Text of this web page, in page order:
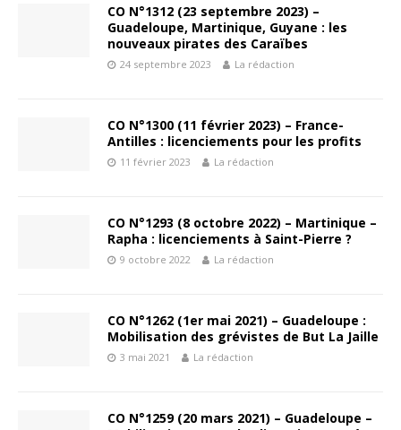
CO N°1312 (23 septembre 2023) –
Guadeloupe, Martinique, Guyane : les
nouveaux pirates des Caraïbes
24 septembre 2023 La rédaction
CO N°1300 (11 février 2023) – France-
Antilles : licenciements pour les profits
11 février 2023 La rédaction
CO N°1293 (8 octobre 2022) – Martinique –
Rapha : licenciements à Saint-Pierre ?
9 octobre 2022 La rédaction
CO N°1262 (1er mai 2021) – Guadeloupe :
Mobilisation des grévistes de But La Jaille
3 mai 2021 La rédaction
CO N°1259 (20 mars 2021) – Guadeloupe –